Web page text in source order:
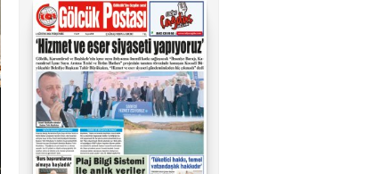
02624132333
haber@golcukpostasi.com